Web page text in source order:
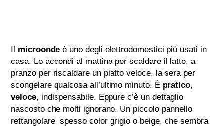
Il microonde è uno degli elettrodomestici più usati in
casa. Lo accendi al mattino per scaldare il latte, a
pranzo per riscaldare un piatto veloce, la sera per
scongelare qualcosa all’ultimo minuto. È pratico,
veloce, indispensabile. Eppure c’è un dettaglio
nascosto che molti ignorano. Un piccolo pannello
rettangolare, spesso color grigio o beige, che sembra